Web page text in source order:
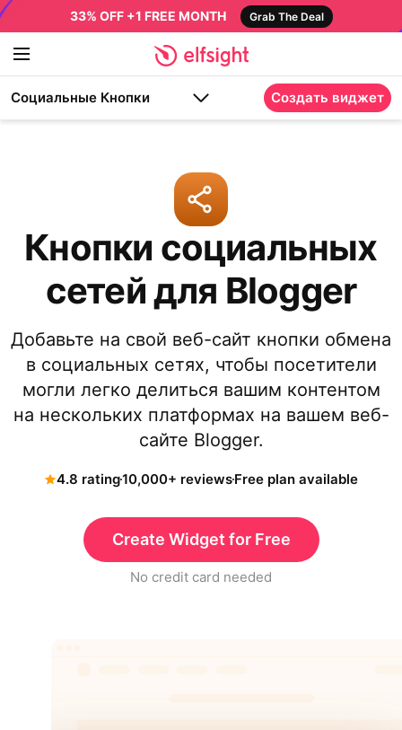
33% OFF +1 FREE MONTH Grab The Deal
Социальные Кнопки Создать виджет
Кнопки социальных
сетей для Blogger
Добавьте на свой веб-сайт кнопки обмена
в социальных сетях, чтобы посетители
могли легко делиться вашим контентом
на нескольких платформах на вашем веб-
сайте Blogger.
4.8 rating10,000+ reviewsFree plan available
Create Widget for Free
No credit card needed